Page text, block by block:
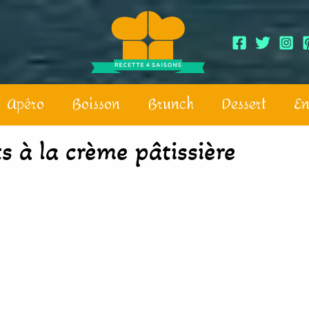
Apéro Boisson Brunch Dessert
à la crème pâtissière